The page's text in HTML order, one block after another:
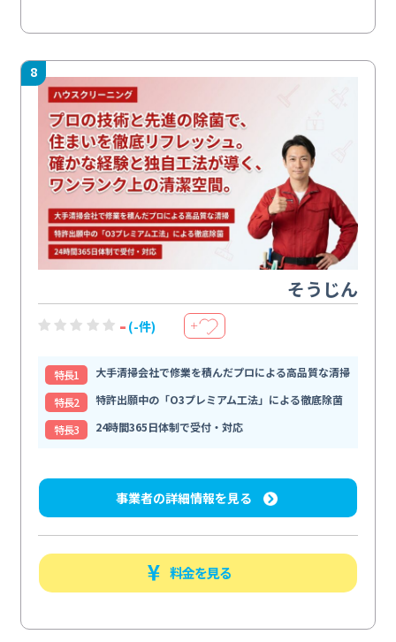
8
そうじん
- (-件) ＋
特⻑1
大手清掃会社で修業を積んだプロによる高品質な清掃
特⻑2
特許出願中の「O3プレミアム工法」による徹底除菌
特⻑3
24時間365日体制で受付・対応
事業者の詳細情報を見る
料金を見る